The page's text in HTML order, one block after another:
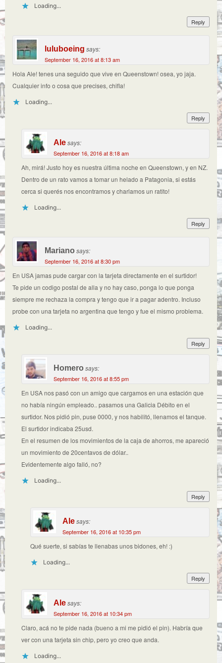
Loading...
Reply
luluboeing says:
September 16, 2016 at 8:13 am
Hola Ale! tenes una seguido que vive en Queenstown! osea, yo jaja.
Cualquier info o cosa que precises, chifla!
Loading...
Reply
Alesays:
September 16, 2016 at 8:18 am
Ah, mirá! Justo hoy es nuestra última noche en Queenstown, y en NZ.
Dentro de un rato vamos a tomar un helado a Patagonia, si estás
cerca si querés nos encontramos y charlamos un ratito!
Loading...
Reply
Mariano says:
September 16, 2016 at 8:30 pm
En USA jamas pude cargar con la tarjeta directamente en el surtidor!
Te pide un codigo postal de alla y no hay caso, ponga lo que ponga
siempre me rechaza la compra y tengo que ir a pagar adentro. Incluso
probe con una tarjeta no argentina que tengo y fue el mismo problema.
Loading...
Reply
Homero says:
September 16, 2016 at 8:55 pm
En USA nos pasó con un amigo que cargamos en una estación que
no había ningún empleado.. pasamos una Galicia Débito en el
surtidor. Nos pidió pin, puse 0000, y nos habilitó, llenamos el tanque.
El surtidor indicaba 25usd.
En el resumen de los movimientos de la caja de ahorros, me apareció
un movimiento de 20centavos de dólar..
Evidentemente algo falló, no?
Loading...
Reply
Alesays:
September 16, 2016 at 10:35 pm
Qué suerte, si sabías te llenabas unos bidones, eh! :)
Loading...
Reply
Alesays:
September 16, 2016 at 10:34 pm
Claro, acá no te pide nada (bueno a mi me pidió el pin). Habría que
ver con una tarjeta sin chip, pero yo creo que anda.
Loading...